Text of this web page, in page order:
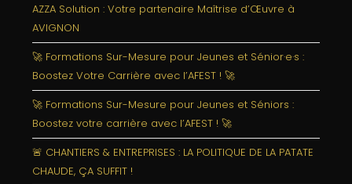
AZZA Solution : Votre partenaire Maîtrise d’Œuvre à
AVIGNON
🚀 Formations Sur-Mesure pour Jeunes et Sénior·e·s :
Boostez Votre Carrière avec l’AFEST ! 🚀
🚀 Formations Sur-Mesure pour Jeunes et Séniors :
Boostez votre carrière avec l’AFEST ! 🚀
🚨 CHANTIERS & ENTREPRISES : LA POLITIQUE DE LA PATATE
CHAUDE, ÇA SUFFIT !